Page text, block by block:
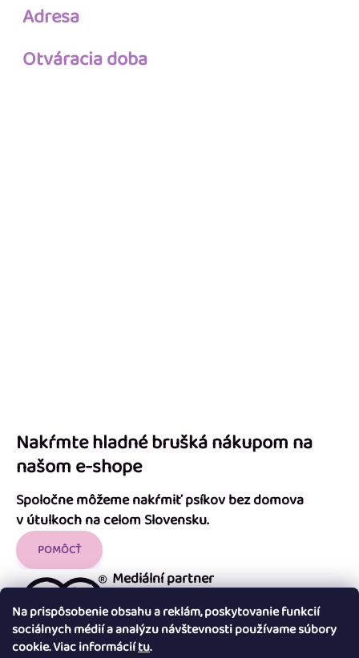
Na prispôsobenie obsahu a reklám, poskytovanie funkcií
sociálnych médií a analýzu návštevnosti používame súbory
cookie. Viac informáciítu.
Adresa
Otváracia doba
Nakŕmte hladné brušká nákupom na
našom e-shope
Spoločne môžeme nakŕmiť psíkov bez domova
v útulkoch na celom Slovensku.
POMÔCŤ
Mediální partner